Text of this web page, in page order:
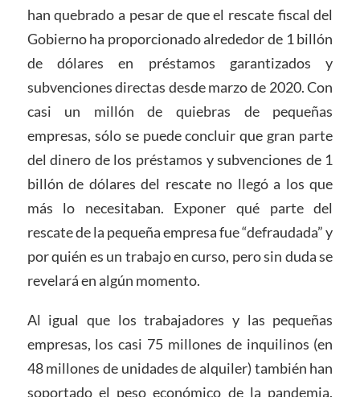
han quebrado a pesar de que el rescate fiscal del
Gobierno ha proporcionado alrededor de 1 billón
de dólares en préstamos garantizados y
subvenciones directas desde marzo de 2020. Con
casi un millón de quiebras de pequeñas
empresas, sólo se puede concluir que gran parte
del dinero de los préstamos y subvenciones de 1
billón de dólares del rescate no llegó a los que
más lo necesitaban. Exponer qué parte del
rescate de la pequeña empresa fue “defraudada” y
por quién es un trabajo en curso, pero sin duda se
revelará en algún momento.
Al igual que los trabajadores y las pequeñas
empresas, los casi 75 millones de inquilinos (en
48 millones de unidades de alquiler) también han
soportado el peso económico de la pandemia.